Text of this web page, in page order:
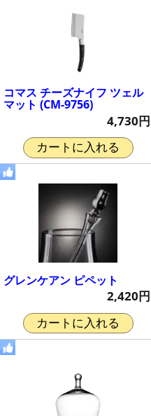
コマス チーズナイフ ツェル
マット (CM-9756)
4,730円
カートに入れる
グレンケアン ピペット
2,420円
カートに入れる